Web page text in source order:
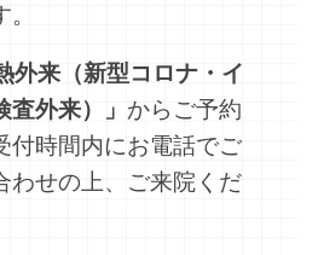
外来（新型コロナ・イ
外来）」 からご予約
付時間内にお電話でご
わせの上、ご来院くだ